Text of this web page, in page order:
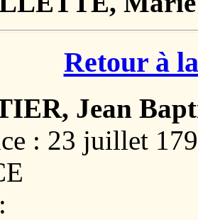
Retour à
Jean
: 23 juillet